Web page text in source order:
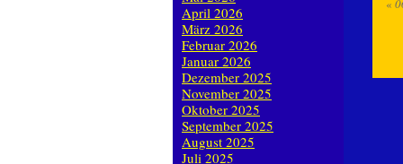
«
April 2026
März 2026
Februar 2026
Januar 2026
Dezember 2025
November 2025
Oktober 2025
September 2025
August 2025
Juli 2025